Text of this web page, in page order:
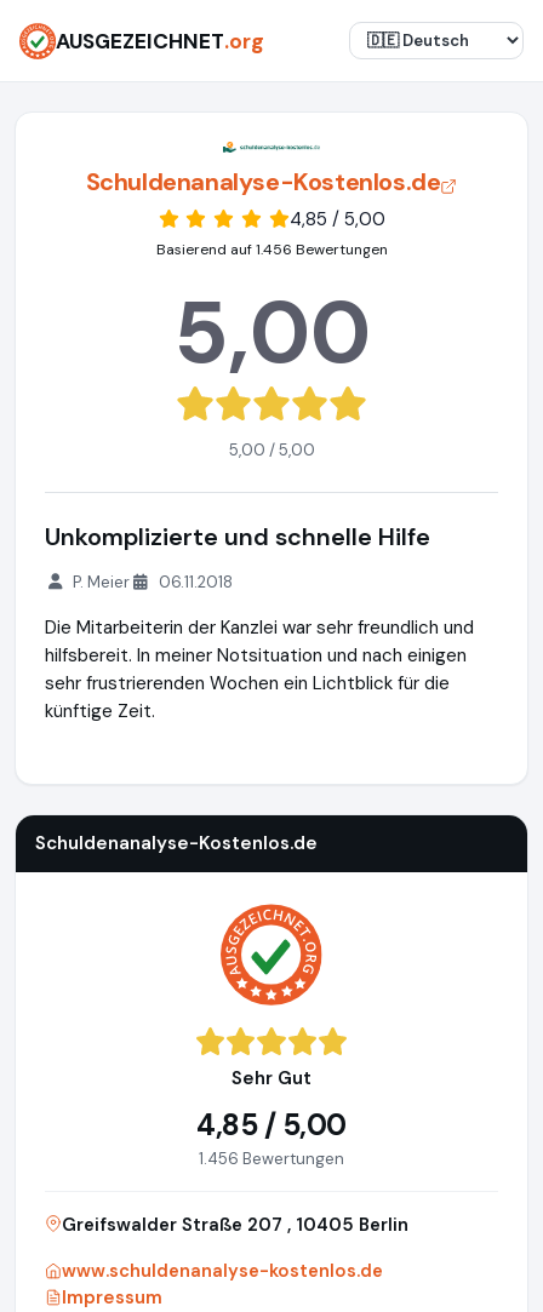
AUSGEZEICHNET.org
Schuldenanalyse-Kostenlos.de
4,85 / 5,00
Basierend auf 1.456 Bewertungen
5,00
5,00 / 5,00
Unkomplizierte und schnelle Hilfe
P. Meier 06.11.2018
Die Mitarbeiterin der Kanzlei war sehr freundlich und
hilfsbereit. In meiner Notsituation und nach einigen
sehr frustrierenden Wochen ein Lichtblick für die
künftige Zeit.
Schuldenanalyse-Kostenlos.de
Sehr Gut
4,85 / 5,00
1.456 Bewertungen
Greifswalder Straße 207 , 10405 Berlin
www.schuldenanalyse-kostenlos.de
Impressum